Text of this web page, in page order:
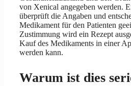
von Xenical angegeben werden.
überprüft die Angaben und
Medikament für den Patienten
Zustimmung wird ein Rezept
Kauf des Medikaments in einer
werden kann.
Warum ist dies